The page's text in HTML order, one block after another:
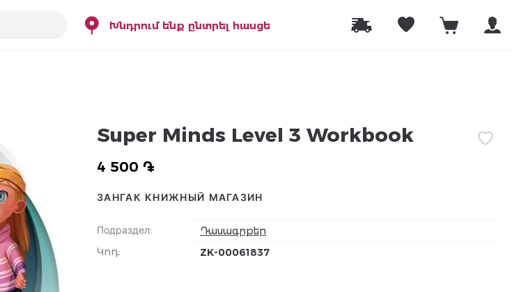
Խնդրում ենք ընտրել հասցե
Super Minds Level 3 Workbook
4 500 ֏
ЗАНГАК КНИЖНЫЙ МАГАЗИН
Подраздел:
Դասագրքեր
Կոդ: ZK-00061837